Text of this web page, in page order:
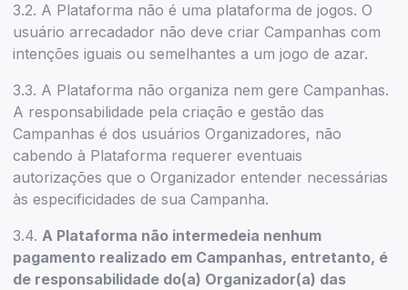
3.2. A Plataforma não é uma plataforma de jogos. O
usuário arrecadador não deve criar Campanhas com
intenções iguais ou semelhantes a um jogo de azar.
3.3. A Plataforma não organiza nem gere Campanhas.
A responsabilidade pela criação e gestão das
Campanhas é dos usuários Organizadores, não
cabendo à Plataforma requerer eventuais
autorizações que o Organizador entender necessárias
às especificidades de sua Campanha.
3.4. A Plataforma não intermedeia nenhum
pagamento realizado em Campanhas, entretanto, é
de responsabilidade do(a) Organizador(a) das